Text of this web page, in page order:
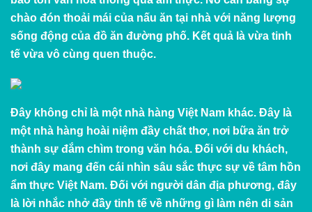
chào đón thoải mái của nấu ăn tại nhà với năng lượng
sống động của đồ ăn đường phố. Kết quả là vừa tinh
tế vừa vô cùng quen thuộc.
Đây không chỉ là một nhà hàng Việt Nam khác. Đây là
một nhà hàng hoài niệm đầy chất thơ, nơi bữa ăn trở
thành sự đắm chìm trong văn hóa. Đối với du khách,
nơi đây mang đến cái nhìn sâu sắc thực sự về tâm hồn
ẩm thực Việt Nam. Đối với người dân địa phương, đây
là lời nhắc nhở đầy tinh tế về những gì làm nên di sản